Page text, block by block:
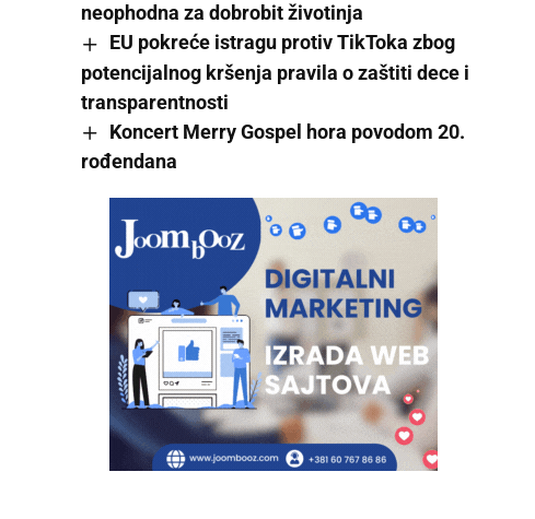
neophodna za dobrobit životinja
EU pokreće istragu protiv TikToka zbog
potencijalnog kršenja pravila o zaštiti dece i
transparentnosti
Koncert Merry Gospel hora povodom 20.
rođendana